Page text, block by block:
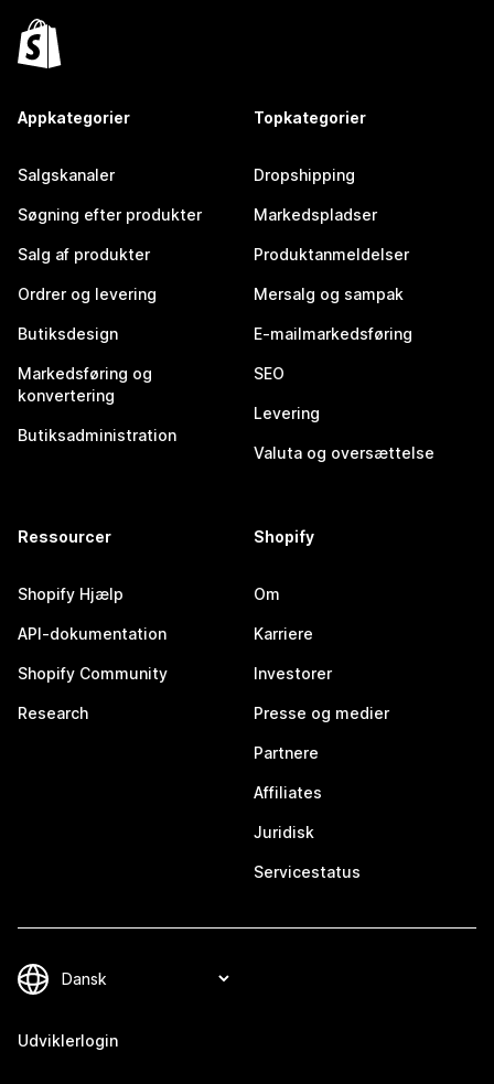
Appkategorier
Salgskanaler
Søgning efter produkter
Salg af produkter
Ordrer og levering
Butiksdesign
Markedsføring og
konvertering
Butiksadministration
Topkategorier
Dropshipping
Markedspladser
Produktanmeldelser
Mersalg og sampak
E-mailmarkedsføring
SEO
Levering
Valuta og oversættelse
Ressourcer
Shopify Hjælp
API-dokumentation
Shopify Community
Research
Shopify
Om
Karriere
Investorer
Presse og medier
Partnere
Affiliates
Juridisk
Servicestatus
Udviklerlogin